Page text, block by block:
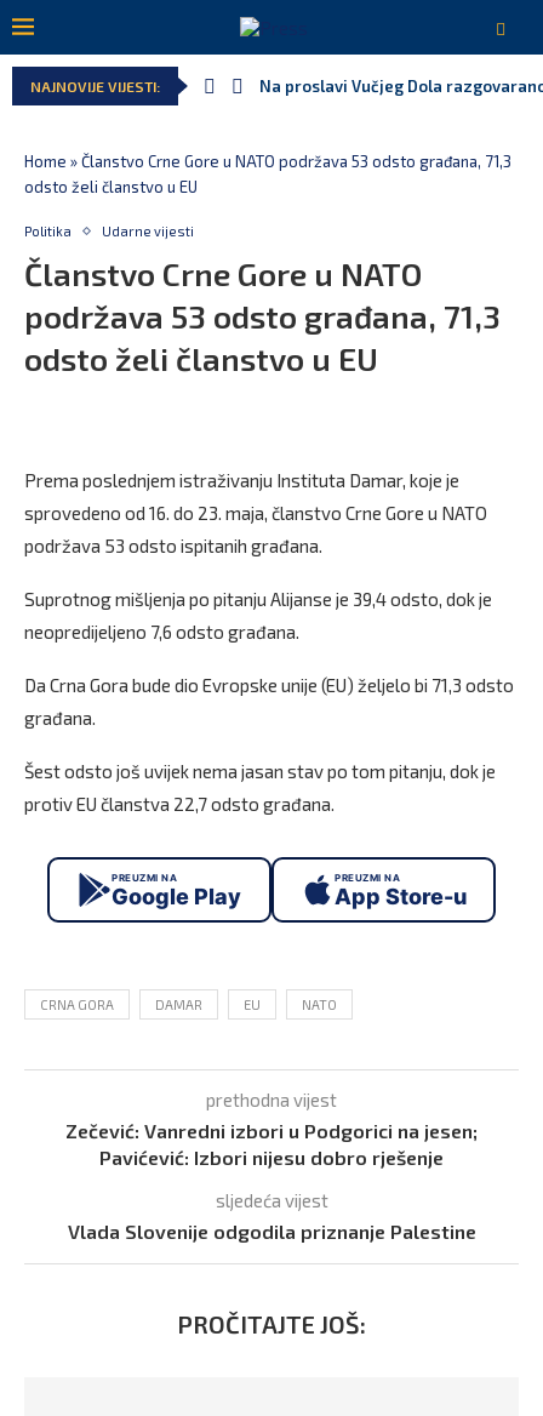
NAJNOVIJE VIJESTI: Na proslavi Vučjeg Dola
Home »Članstvo Crne Gore u NATO podržava 53 odsto građana, 71,3
odsto želi članstvo u EU
Politika Udarne vijesti
Članstvo Crne Gore u NATO
podržava 53 odsto građana, 71,3
odsto želi članstvo u EU
Prema poslednjem istraživanju Instituta Damar, koje je
sprovedeno od 16. do 23. maja, članstvo Crne Gore u NATO
podržava 53 odsto ispitanih građana.
Suprotnog mišljenja po pitanju Alijanse je 39,4 odsto, dok je
neopredijeljeno 7,6 odsto građana.
Da Crna Gora bude dio Evropske unije (EU) željelo bi 71,3 odsto
građana.
Šest odsto još uvijek nema jasan stav po tom pitanju, dok je
protiv EU članstva 22,7 odsto građana.
PREUZMI NA
Google Play
PREUZMI NA
App Store-u
CRNA GORA DAMAR EU NATO
prethodna vijest
Zečević: Vanredni izbori u Podgorici na jesen;
Pavićević: Izbori nijesu dobro rješenje
sljedeća vijest
Vlada Slovenije odgodila priznanje Palestine
PROČITAJTE JOŠ: